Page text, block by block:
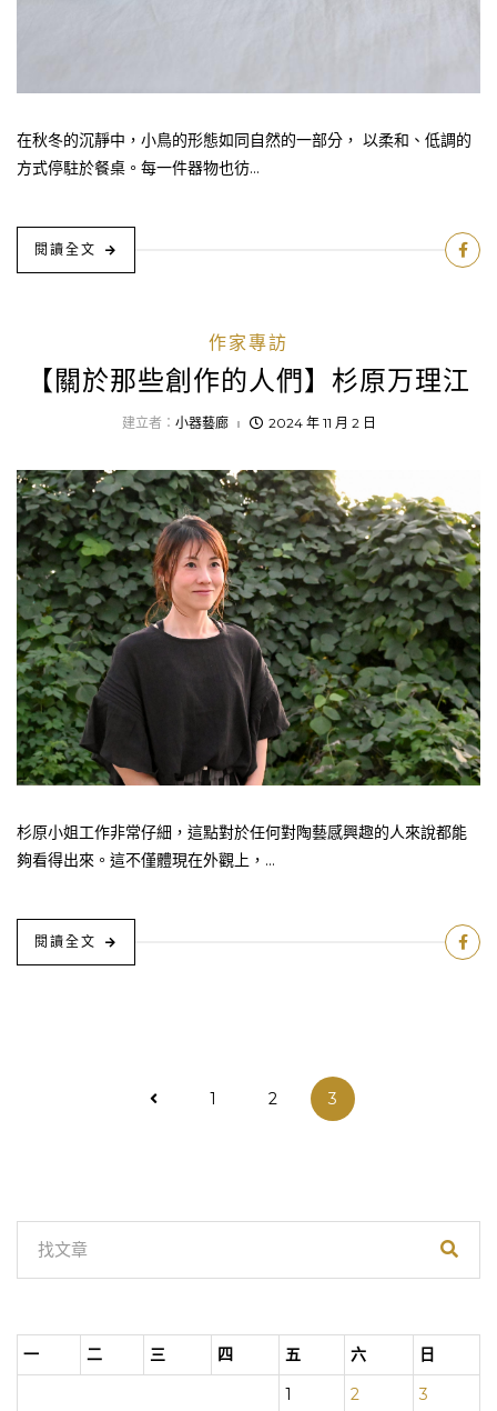
在秋冬的沉靜中，小鳥的形態如同自然的一部分， 以柔和、低調的
方式停駐於餐桌。每一件器物也彷...
閱讀全文
作家專訪
【關於那些創作的人們】杉原万理江
建立者： 小器藝廊 2024 年 11 月 2 日
杉原小姐工作非常仔細，這點對於任何對陶藝感興趣的人來說都能
夠看得出來。這不僅體現在外觀上，...
閱讀全文
文
頁
1 2 3
一 二 三 四 五 六
日
1
2
3